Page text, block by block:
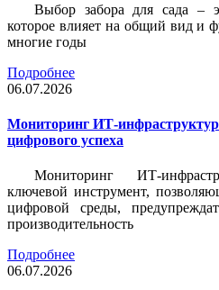
Выбор забора для сада –
которое влияет на общий вид и
многие годы
Подробнее
06.07.2026
Мониторинг ИТ-
цифрового успеха
Мониторинг ИТ-
ключевой инструмент,
цифровой среды,
производительность
Подробнее
06.07.2026